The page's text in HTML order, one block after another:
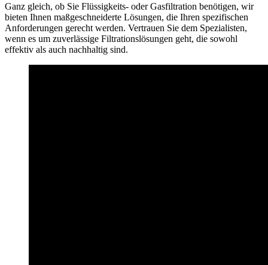
Ganz gleich, ob Sie Flüssigkeits- oder Gasfiltration benötigen, wir
bieten Ihnen maßgeschneiderte Lösungen, die Ihren spezifischen
Anforderungen gerecht werden. Vertrauen Sie dem Spezialisten,
wenn es um zuverlässige Filtrationslösungen geht, die sowohl
effektiv als auch nachhaltig sind.